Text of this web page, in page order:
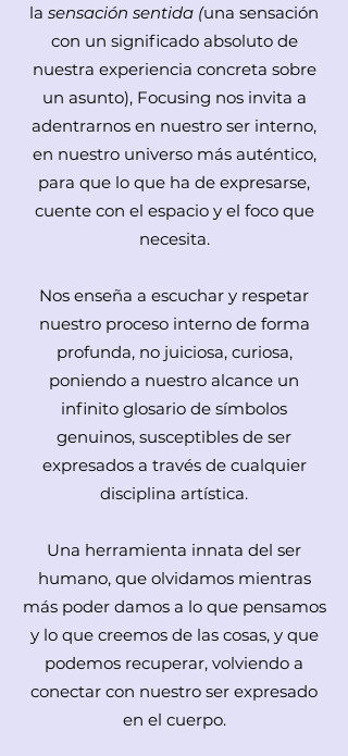
la sensación sentida (una sensación
con un significado absoluto de
nuestra experiencia concreta sobre
un asunto), Focusing nos invita a
adentrarnos en nuestro ser interno,
en nuestro universo más auténtico,
para que lo que ha de expresarse,
cuente con el espacio y el foco que
necesita.
Nos enseña a escuchar y respetar
nuestro proceso interno de forma
profunda, no juiciosa, curiosa,
poniendo a nuestro alcance un
infinito glosario de símbolos
genuinos, susceptibles de ser
expresados a través de cualquier
disciplina artística.
Una herramienta innata del ser
humano, que olvidamos mientras
más poder damos a lo que pensamos
y lo que creemos de las cosas, y que
podemos recuperar, volviendo a
conectar con nuestro ser expresado
en el cuerpo.